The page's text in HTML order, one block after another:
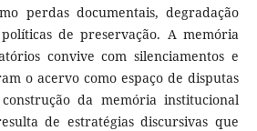
perdas documentais, degradação
de preservação. A memória
convive com silenciamentos e
o acervo como espaço de disputas
da memória institucional
de estratégias discursivas que